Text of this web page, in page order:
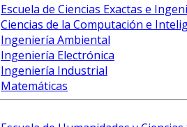
Escuela de Ciencias Exactas e
Ciencias de la Computación e
Ingeniería Ambiental
Ingeniería Electrónica
Ingeniería Industrial
Matemáticas